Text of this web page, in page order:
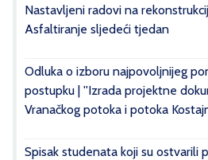
Nastavljeni radovi na
Asfaltiranje sljedeći tjedan
Odluka o izboru najpovoljnijeg
postupku | ''Izrada projektne
Vranačkog potoka i potoka
Spisak studenata koji su ostvarili